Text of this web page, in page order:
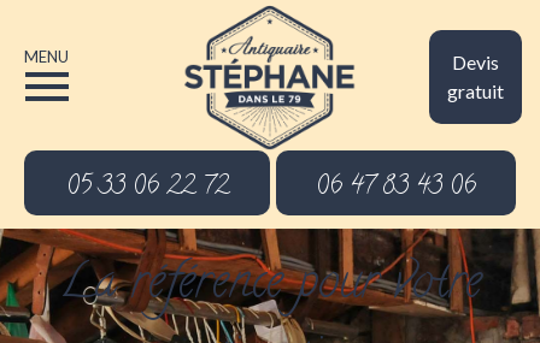
Devis
gratuit
MENU
05 33 06 22 72 06 47 83 43 06
La référence pour votre